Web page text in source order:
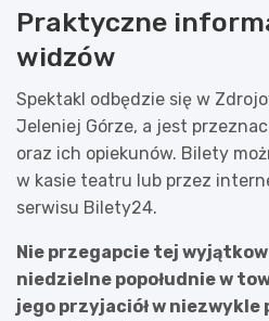
Praktyczne
widzów
Spektakl odbędzie się w
Jeleniej Górze, a jest
oraz ich opiekunów. Bilety
w kasie teatru lub przez
serwisu Bilety24.
Nie przegapcie tej
niedzielne popołudnie w
jego przyjaciół w niezwykle